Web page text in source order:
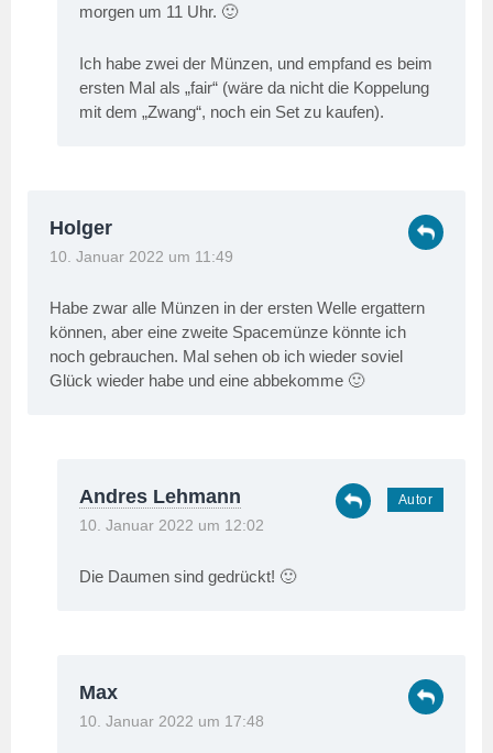
morgen um 11 Uhr. 🙂
Ich habe zwei der Münzen, und empfand es beim
ersten Mal als „fair“ (wäre da nicht die Koppelung
mit dem „Zwang“, noch ein Set zu kaufen).
Holger
10. Januar 2022 um 11:49
Habe zwar alle Münzen in der ersten Welle ergattern
können, aber eine zweite Spacemünze könnte ich
noch gebrauchen. Mal sehen ob ich wieder soviel
Glück wieder habe und eine abbekomme 🙂
Andres Lehmann
10. Januar 2022 um 12:02
Die Daumen sind gedrückt! 🙂
Max
10. Januar 2022 um 17:48